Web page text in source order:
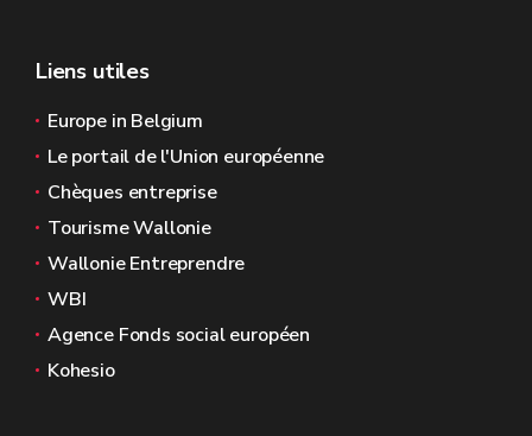
Liens utiles
Europe in Belgium
Le portail de l'Union européenne
Chèques entreprise
Tourisme Wallonie
Wallonie Entreprendre
WBI
Agence Fonds social européen
Kohesio